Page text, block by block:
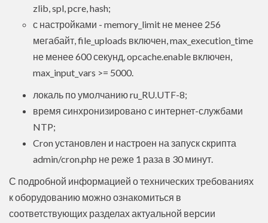
zlib, spl, pcre, hash;
с настройками - memory_limit не менее 256
мегабайт, file_uploads включен, max_execution_time
не менее 600 секунд, opcache.enable включен,
max_input_vars >= 5000.
локаль по умолчанию ru_RU.UTF-8;
время синхронизировано с интернет-службами
NTP;
Cron установлен и настроен на запуск скрипта
admin/cron.php не реже 1 раза в 30 минут.
С подробной информацией о технических требованиях
к оборудованию можно ознакомиться в
соответствующих разделах актуальной версии